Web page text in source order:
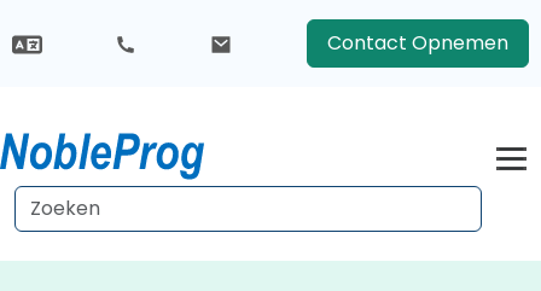
Contact Opnemen